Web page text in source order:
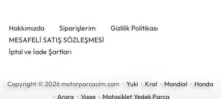
Hakkımızda Siparişlerim
Gizlilik Politikası
MESAFELİ SATIŞ SÖZLEŞMESİ
İptal ve İade Şartları
Copyright © 2026 motorparcacim.com · Yuki · Kral · Mondial · Honda
· Arora · Voge· Motosiklet Yedek Parça